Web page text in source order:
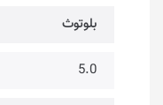
بلوتوث
5.0